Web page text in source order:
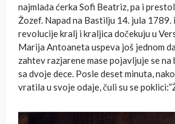
najmlađa ćerka Sofi Beatriz, pa i
Žozef. Napad na Bastilju 14. jula 1789.
revolucije kralj i kraljica dočekuju u
Marija Antoaneta uspeva još jednom
zahtev razjarene mase pojavljuje se na
sa dvoje dece. Posle deset minuta,
vratila u svoje odaje, čuli su se